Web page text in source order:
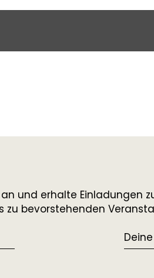
und erhalte Einladungen
zu bevorstehenden